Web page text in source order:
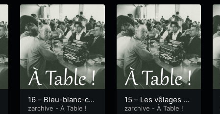
16 – Bleu-blanc-cœ
ur
zarchive - À Table !
15 – Les vêlages gr
oupés de printemp
zarchive - À Table !